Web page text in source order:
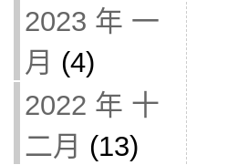
2023 年 一
月 (4)
2022 年 十
二月 (13)